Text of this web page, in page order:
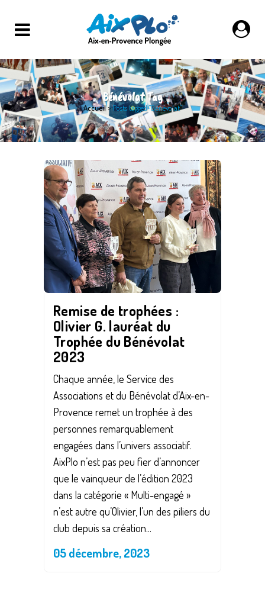
Bénévolat Tag
Accueil>Posts tagged "Bénévolat"
Remise de trophées :
Olivier G. lauréat du
Trophée du Bénévolat
2023
Chaque année, le Service des
Associations et du Bénévolat d’Aix-en-
Provence remet un trophée à des
personnes remarquablement
engagées dans l’univers associatif.
AixPlo n’est pas peu fier d’annoncer
que le vainqueur de l’édition 2023
dans la catégorie « Multi-engagé »
n’est autre qu’Olivier, l’un des piliers du
club depuis sa création...
05 décembre, 2023